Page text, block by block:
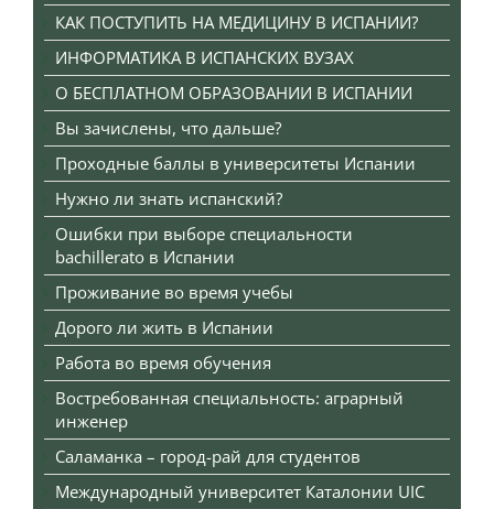
КАК ПОСТУПИТЬ НА МЕДИЦИНУ В ИСПАНИИ?
ИНФОРМАТИКА В ИСПАНСКИХ ВУЗАХ
О БЕСПЛАТНОМ ОБРАЗОВАНИИ В ИСПАНИИ
Вы зачислены, что дальше?
Проходные баллы в университеты Испании
Нужно ли знать испанский?
Ошибки при выборе специальности
bachillerato в Испании
Проживание во время учебы
Дорого ли жить в Испании
Работа во время обучения
Востребованная специальность: аграрный
инженер
Саламанка – город-рай для студентов
Международный университет Каталонии UIC